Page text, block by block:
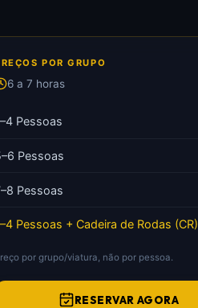
POR GRUPO
6 a 7 horas
Pessoas
Pessoas
Pessoas
Pessoas + Cadeira de Rodas (CR)
por grupo/viatura, não por pessoa.
RESERVAR AGORA